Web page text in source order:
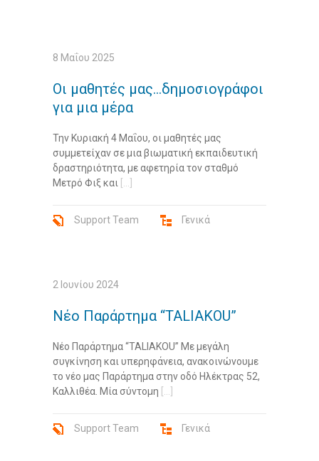
8 Μαΐου 2025
Οι μαθητές μας…δημοσιογράφοι
για μια μέρα
Την Κυριακή 4 Μαΐου, οι μαθητές μας
συμμετείχαν σε μια βιωματική εκπαιδευτική
δραστηριότητα, με αφετηρία τον σταθμό
Μετρό Φιξ και
Support Team Γενικά
2 Ιουνίου 2024
Νέο Παράρτημα “TALIAKOU”
Νέο Παράρτημα “TALIAKOU” Με μεγάλη
συγκίνηση και υπερηφάνεια, ανακοινώνουμε
το νέο μας Παράρτημα στην οδό Ηλέκτρας 52,
Καλλιθέα. Μία σύντομη
Support Team Γενικά